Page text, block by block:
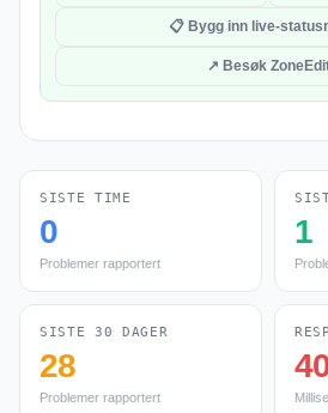
📋 Bygg inn live-
↗ Besøk
SISTE TIME
0
Problemer rapportert
1
SISTE 30 DAGER
28
Problemer rapportert